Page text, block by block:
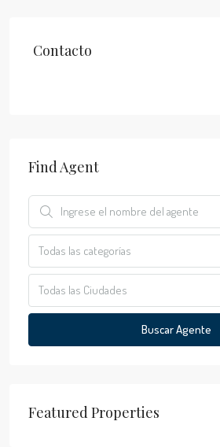
Contacto
Find Agent
Todas las categorías
Todas las Ciudades
Buscar Agente
Featured Properties